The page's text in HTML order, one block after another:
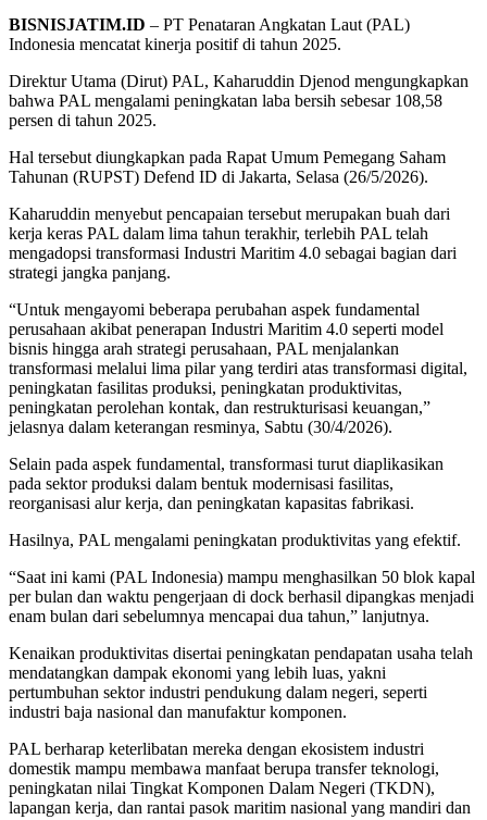
BISNISJATIM.ID – PT Penataran Angkatan Laut (PAL)
Indonesia mencatat kinerja positif di tahun 2025.
Direktur Utama (Dirut) PAL, Kaharuddin Djenod mengungkapkan
bahwa PAL mengalami peningkatan laba bersih sebesar 108,58
persen di tahun 2025.
Hal tersebut diungkapkan pada Rapat Umum Pemegang Saham
Tahunan (RUPST) Defend ID di Jakarta, Selasa (26/5/2026).
Kaharuddin menyebut pencapaian tersebut merupakan buah dari
kerja keras PAL dalam lima tahun terakhir, terlebih PAL telah
mengadopsi transformasi Industri Maritim 4.0 sebagai bagian dari
strategi jangka panjang.
“Untuk mengayomi beberapa perubahan aspek fundamental
perusahaan akibat penerapan Industri Maritim 4.0 seperti model
bisnis hingga arah strategi perusahaan, PAL menjalankan
transformasi melalui lima pilar yang terdiri atas transformasi digital,
peningkatan fasilitas produksi, peningkatan produktivitas,
peningkatan perolehan kontak, dan restrukturisasi keuangan,”
jelasnya dalam keterangan resminya, Sabtu (30/4/2026).
Selain pada aspek fundamental, transformasi turut diaplikasikan
pada sektor produksi dalam bentuk modernisasi fasilitas,
reorganisasi alur kerja, dan peningkatan kapasitas fabrikasi.
Hasilnya, PAL mengalami peningkatan produktivitas yang efektif.
“Saat ini kami (PAL Indonesia) mampu menghasilkan 50 blok kapal
per bulan dan waktu pengerjaan di dock berhasil dipangkas menjadi
enam bulan dari sebelumnya mencapai dua tahun,” lanjutnya.
Kenaikan produktivitas disertai peningkatan pendapatan usaha telah
mendatangkan dampak ekonomi yang lebih luas, yakni
pertumbuhan sektor industri pendukung dalam negeri, seperti
industri baja nasional dan manufaktur komponen.
PAL berharap keterlibatan mereka dengan ekosistem industri
domestik mampu membawa manfaat berupa transfer teknologi,
peningkatan nilai Tingkat Komponen Dalam Negeri (TKDN),
lapangan kerja, dan rantai pasok maritim nasional yang mandiri dan